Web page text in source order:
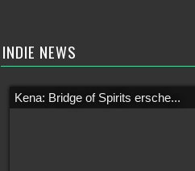
INDIE NEWS
Kena: Bridge of Spirits ersche...